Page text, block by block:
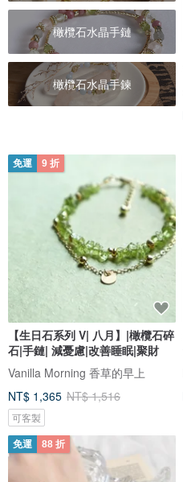
橄欖石水晶手鏈
橄欖石水晶手鍊
免運 9 折
【生日石系列 V| 八月】|橄欖石碎
石|手鏈| 減憂慮|改善睡眠|聚財
Vanilla Morning 香草的早上
NT$ 1,365 NT$ 1,516
可客製
免運 88 折